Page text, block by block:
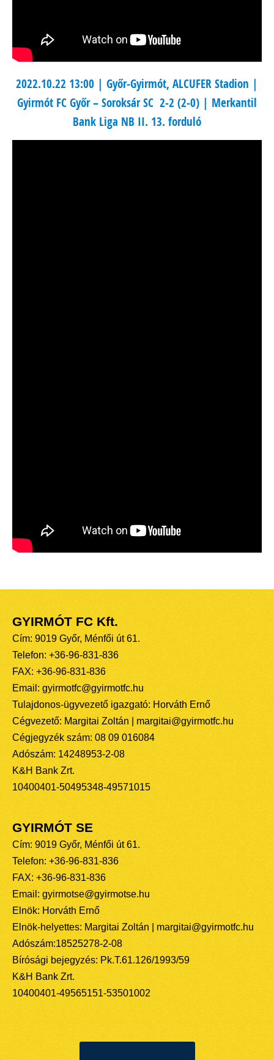
2022.10.22 13:00 | Győr-Gyirmót, ALCUFER Stadion |
Gyirmót FC Győr – Soroksár SC 2-2 (2-0) | Merkantil
Bank Liga NB II. 13. forduló
GYIRMÓT FC Kft.
Cím: 9019 Győr, Ménfői út 61.
Telefon: +36-96-831-836
FAX: +36-96-831-836
Email: gyirmotfc@gyirmotfc.hu
Tulajdonos-ügyvezető igazgató: Horváth Ernő
Cégvezető: Margitai Zoltán | margitai@gyirmotfc.hu
Cégjegyzék szám: 08 09 016084
Adószám: 14248953-2-08
K&H Bank Zrt.
10400401-50495348-49571015
GYIRMÓT SE
Cím: 9019 Győr, Ménfői út 61.
Telefon: +36-96-831-836
FAX: +36-96-831-836
Email: gyirmotse@gyirmotse.hu
Elnök: Horváth Ernő
Elnök-helyettes: Margitai Zoltán | margitai@gyirmotfc.hu
Adószám:18525278-2-08
Bírósági bejegyzés: Pk.T.61.126/1993/59
K&H Bank Zrt.
10400401-49565151-53501002